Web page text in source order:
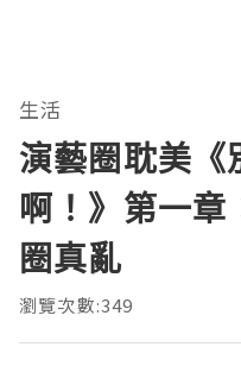
生活
演藝圈耽美《
啊！》第一章
圈真亂
瀏覽次數:349